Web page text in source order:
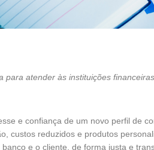
atender às instituições
e confiança de um novo perfil de
custos reduzidos e produtos
e o cliente, de forma justa e